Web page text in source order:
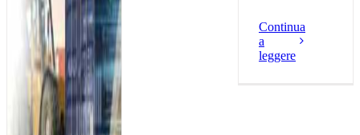
Continua
a
leggere